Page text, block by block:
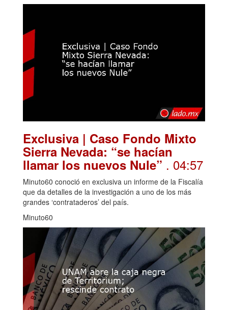
Exclusiva | Caso Fondo Mixto
Sierra Nevada: “se hacían
llamar los nuevos Nule” . 04:57
Minuto60 conoció en exclusiva un informe de la Fiscalía
que da detalles de la investigación a uno de los más
grandes ‘contrataderos’ del país.
Minuto60